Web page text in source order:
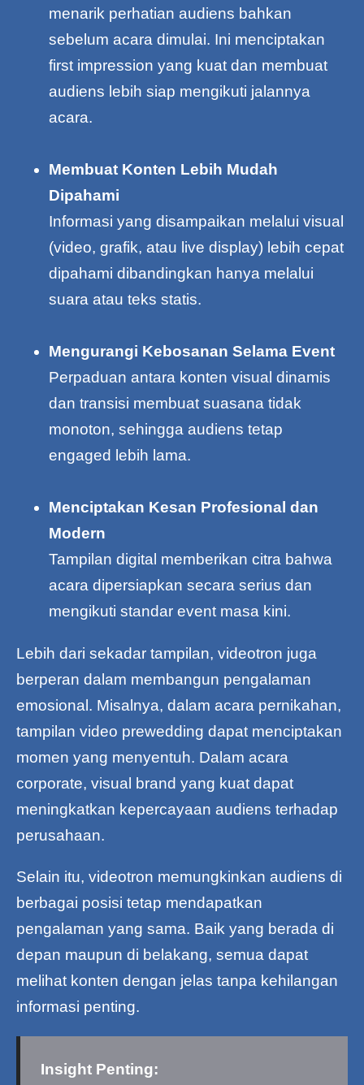
menarik perhatian audiens bahkan
sebelum acara dimulai. Ini menciptakan
first impression yang kuat dan membuat
audiens lebih siap mengikuti jalannya
acara.
Membuat Konten Lebih Mudah
Dipahami
Informasi yang disampaikan melalui visual
(video, grafik, atau live display) lebih cepat
dipahami dibandingkan hanya melalui
suara atau teks statis.
Mengurangi Kebosanan Selama Event
Perpaduan antara konten visual dinamis
dan transisi membuat suasana tidak
monoton, sehingga audiens tetap
engaged lebih lama.
Menciptakan Kesan Profesional dan
Modern
Tampilan digital memberikan citra bahwa
acara dipersiapkan secara serius dan
mengikuti standar event masa kini.
Lebih dari sekadar tampilan, videotron juga
berperan dalam membangun pengalaman
emosional. Misalnya, dalam acara pernikahan,
tampilan video prewedding dapat menciptakan
momen yang menyentuh. Dalam acara
corporate, visual brand yang kuat dapat
meningkatkan kepercayaan audiens terhadap
perusahaan.
Selain itu, videotron memungkinkan audiens di
berbagai posisi tetap mendapatkan
pengalaman yang sama. Baik yang berada di
depan maupun di belakang, semua dapat
melihat konten dengan jelas tanpa kehilangan
informasi penting.
Insight Penting: